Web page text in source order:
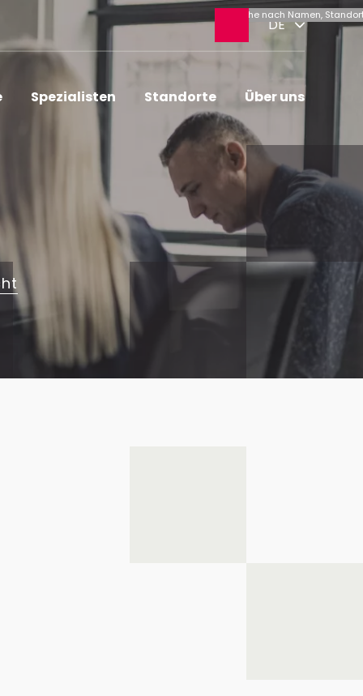
Suche
öffnen DE
Spezialisten Standorte Über uns